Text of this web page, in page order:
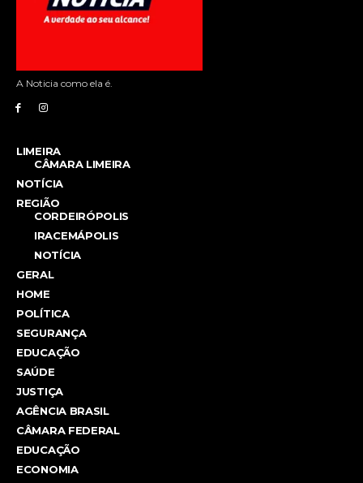
A Noticia como ela é.
LIMEIRA
CÂMARA LIMEIRA
NOTÍCIA
REGIÃO
CORDEIRÓPOLIS
IRACEMÁPOLIS
NOTÍCIA
GERAL
HOME
POLÍTICA
SEGURANÇA
EDUCAÇÃO
SAÚDE
JUSTIÇA
AGÊNCIA BRASIL
CÂMARA FEDERAL
EDUCAÇÃO
ECONOMIA